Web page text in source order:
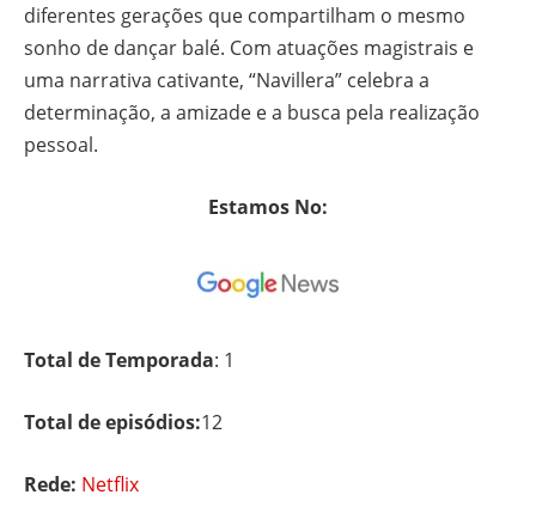
diferentes gerações que compartilham o mesmo
sonho de dançar balé. Com atuações magistrais e
uma narrativa cativante, “Navillera” celebra a
determinação, a amizade e a busca pela realização
pessoal.
Estamos No:
Total de Temporada: 1
Total de episódios:12
Rede: Netflix